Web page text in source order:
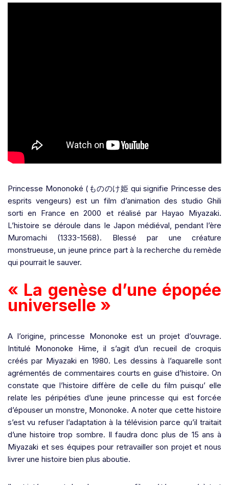
Princesse Mononoké ( もののけ姫 qui signifie Princesse des
esprits vengeurs) est un film d’animation des studio Ghili
sorti en France en 2000 et réalisé par Hayao Miyazaki.
L’histoire se déroule dans le Japon médiéval, pendant l’ère
Muromachi (1333-1568). Blessé par une créature
monstrueuse, un jeune prince part à la recherche du remède
qui pourrait le sauver.
« La genèse d’une épopée
universelle »
A l’origine, princesse Mononoke est un projet d’ouvrage.
Intitulé Mononoke Hime, il s’agit d’un recueil de croquis
créés par Miyazaki en 1980. Les dessins à l’aquarelle sont
agrémentés de commentaires courts en guise d’histoire. On
constate que l’histoire diffère de celle du film puisqu’ elle
relate les péripéties d’une jeune princesse qui est forcée
d’épouser un monstre, Mononoke. A noter que cette histoire
s’est vu refuser l’adaptation à la télévision parce qu’il traitait
d’une histoire trop sombre. Il faudra donc plus de 15 ans à
Miyazaki et ses équipes pour retravailler son projet et nous
livrer une histoire bien plus aboutie.